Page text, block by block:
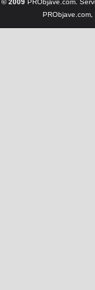
PRObjave.com,